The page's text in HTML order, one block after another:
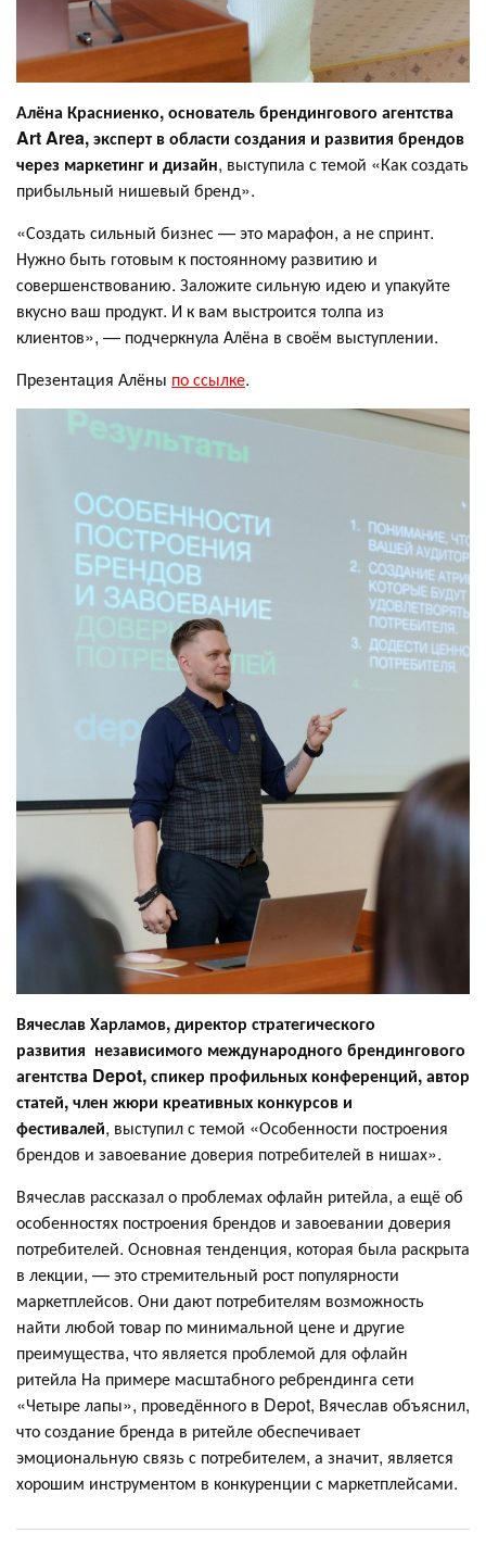
Алёна Красниенко, основатель брендингового агентства
Art Area, эксперт в области создания и развития брендов
через маркетинг и дизайн, выступила с темой «Как создать
прибыльный нишевый бренд».
«Создать сильный бизнес — это марафон, а не спринт.
Нужно быть готовым к постоянному развитию и
совершенствованию. Заложите сильную идею и упакуйте
вкусно ваш продукт. И к вам выстроится толпа из
клиентов», — подчеркнула Алёна в своём выступлении.
Презентация Алёны по ссылке.
Вячеслав Харламов, директор стратегического
развития независимого международного брендингового
агентства Depot, спикер профильных конференций, автор
статей, член жюри креативных конкурсов и
фестивалей, выступил с темой «Особенности построения
брендов и завоевание доверия потребителей в нишах».
Вячеслав рассказал о проблемах офлайн ритейла, а ещё об
особенностях построения брендов и завоевании доверия
потребителей. Основная тенденция, которая была раскрыта
в лекции, — это стремительный рост популярности
маркетплейсов. Они дают потребителям возможность
найти любой товар по минимальной цене и другие
преимущества, что является проблемой для офлайн
ритейла На примере масштабного ребрендинга сети
«Четыре лапы», проведённого в Depot, Вячеслав объяснил,
что создание бренда в ритейле обеспечивает
эмоциональную связь с потребителем, а значит, является
хорошим инструментом в конкуренции с маркетплейсами.